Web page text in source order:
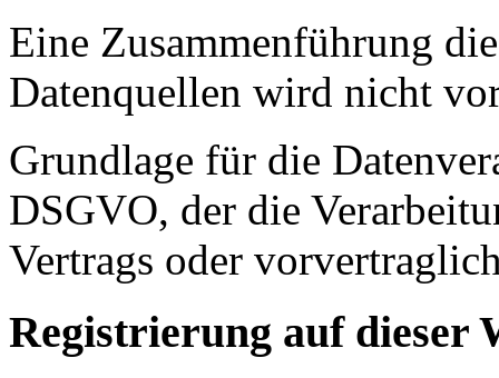
Eine Zusammenführung
Datenquellen wird nicht
Grundlage für die
DSGVO, der die
Vertrags oder
Registrierung auf dieser